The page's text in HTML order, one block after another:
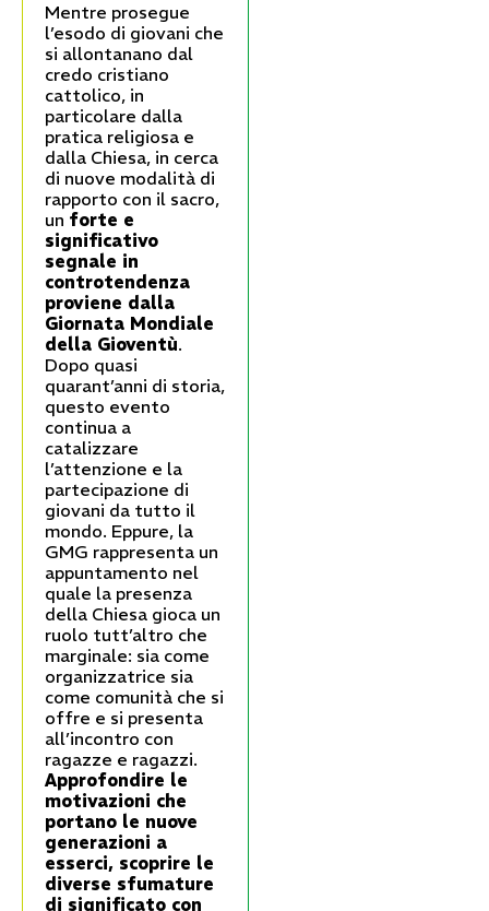
Mentre prosegue
l’esodo di giovani che
si allontanano dal
credo cristiano
cattolico, in
particolare dalla
pratica religiosa e
dalla Chiesa, in cerca
di nuove modalità di
rapporto con il sacro,
un forte e
significativo
segnale in
controtendenza
proviene dalla
Giornata Mondiale
della Gioventù.
Dopo quasi
quarant’anni di storia,
questo evento
continua a
catalizzare
l’attenzione e la
partecipazione di
giovani da tutto il
mondo. Eppure, la
GMG rappresenta un
appuntamento nel
quale la presenza
della Chiesa gioca un
ruolo tutt’altro che
marginale: sia come
organizzatrice sia
come comunità che si
offre e si presenta
all’incontro con
ragazze e ragazzi.
Approfondire le
motivazioni che
portano le nuove
generazioni a
esserci, scoprire le
diverse sfumature
di significato con